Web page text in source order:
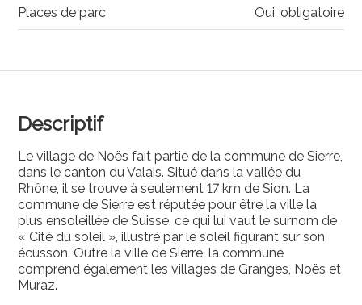
Descriptif
Le village de Noës fait partie de la commune de Sierre,
dans le canton du Valais. Situé dans la vallée du
Rhône, il se trouve à seulement 17 km de Sion. La
commune de Sierre est réputée pour être la ville la
plus ensoleillée de Suisse, ce qui lui vaut le surnom de
« Cité du soleil », illustré par le soleil figurant sur son
écusson. Outre la ville de Sierre, la commune
comprend également les villages de Granges, Noës et
Muraz.
Places de parc Oui, obligatoire